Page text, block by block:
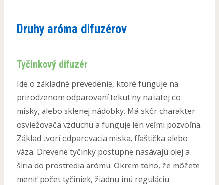
Druhy aróma difuzérov
Tyčinkový difuzér
Ide o základné prevedenie, ktoré funguje na
prirodzenom odparovaní tekutiny naliatej do
misky, alebo sklenej nádobky. Má skôr charakter
osviežovača vzduchu a funguje len veľmi pozvoľna.
Základ tvorí odparovacia miska, fľaštička alebo
váza. Drevené tyčinky postupne nasávajú olej a
šíria do prostredia arómu. Okrem toho, že môžete
meniť počet tyčiniek, žiadnu inú reguláciu